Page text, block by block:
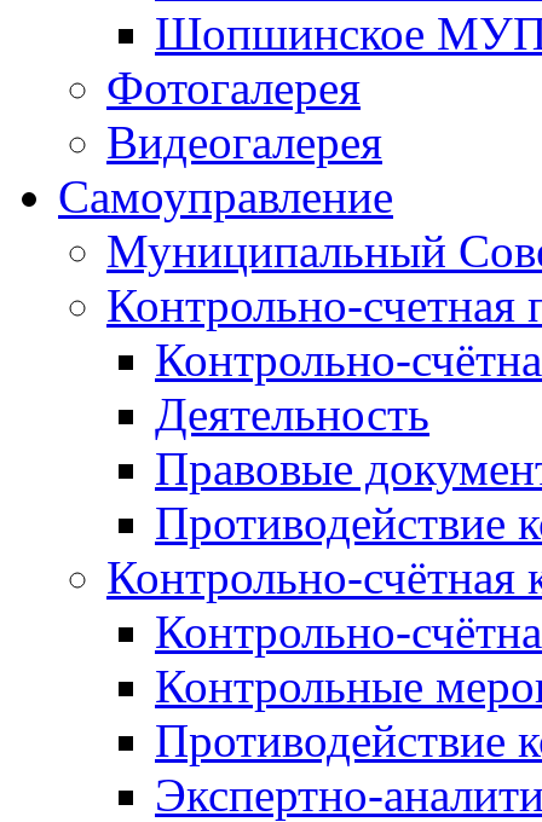
Шопшинское
Фотогалерея
Видеогалерея
Самоуправление
Муниципальный
Контрольно-счетная
Контрольно-
Деятельность
Правовые
Противодействие
Контрольно-счётная
Контрольно-
Контрольные
Противодействие
Экспертно-